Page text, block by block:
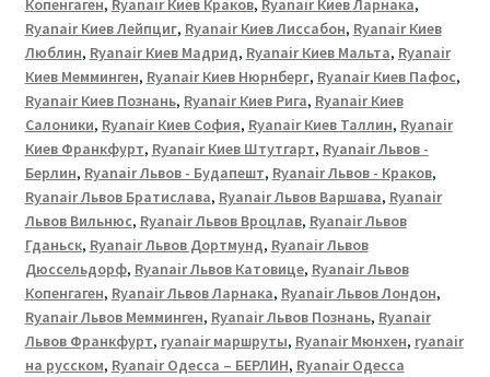
Копенгаген, Ryanair Киев Краков, Ryanair Киев Ларнака,
Ryanair Киев Лейпциг, Ryanair Киев Лиссабон, Ryanair Киев
Люблин, Ryanair Киев Мадрид, Ryanair Киев Мальта, Ryanair
Киев Мемминген, Ryanair Киев Нюрнберг, Ryanair Киев Пафос,
Ryanair Киев Познань, Ryanair Киев Рига, Ryanair Киев
Салоники, Ryanair Киев София, Ryanair Киев Таллин, Ryanair
Киев Франкфурт, Ryanair Киев Штутгарт, Ryanair Львов -
Берлин, Ryanair Львов - Будапешт, Ryanair Львов - Краков,
Ryanair Львов Братислава, Ryanair Львов Варшава, Ryanair
Львов Вильнюс, Ryanair Львов Вроцлав, Ryanair Львов
Гданьск, Ryanair Львов Дортмунд, Ryanair Львов
Дюссельдорф, Ryanair Львов Катовице, Ryanair Львов
Копенгаген, Ryanair Львов Ларнака, Ryanair Львов Лондон,
Ryanair Львов Мемминген, Ryanair Львов Познань, Ryanair
Львов Франкфурт, ryanair маршруты, Ryanair Мюнхен, ryanair
на русском, Ryanair Одесса – БЕРЛИН, Ryanair Одесса